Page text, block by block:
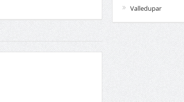
Valledupar